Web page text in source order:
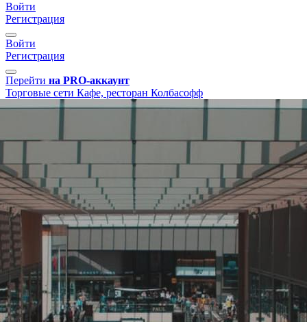
Войти
Регистрация
Войти
Регистрация
Перейти на PRO-аккаунт
Торговые сети Кафе, ресторан Колбасофф